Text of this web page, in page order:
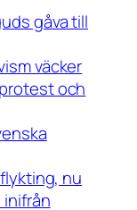
gåva till
väcker
och
nu
inifrån